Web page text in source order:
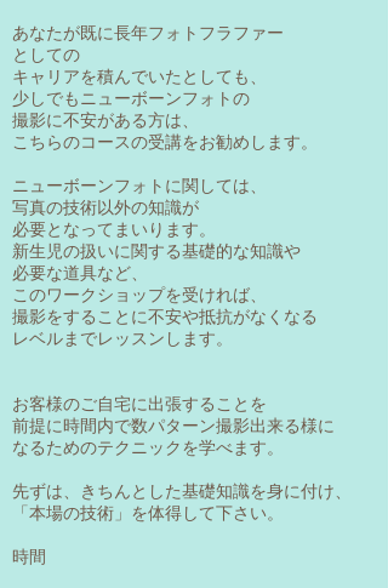
あなたが既に長年フォトフラファー
としての
キャリアを積んでいたとしても、
少しでもニューボーンフォトの
撮影に不安がある方は、
こちらのコースの受講をお勧めします。
ニューボーンフォトに関しては、
写真の技術以外の知識が
必要となってまいります。
新生児の扱いに関する基礎的な知識や
必要な道具など、
このワークショップを受ければ、
撮影をすることに不安や抵抗がなくなる
レベルまでレッスンします。
お客様のご自宅に出張することを
前提に時間内で数パターン撮影出来る様に
なるためのテクニックを学べます。
先ずは、きちんとした基礎知識を身に付け、
「本場の技術」を体得して下さい。
時間